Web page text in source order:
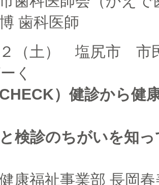
歯科医師
２（土） 塩尻市 市
く
CHECK）健診から健
検診のちがいを知
康福祉事業部 長岡